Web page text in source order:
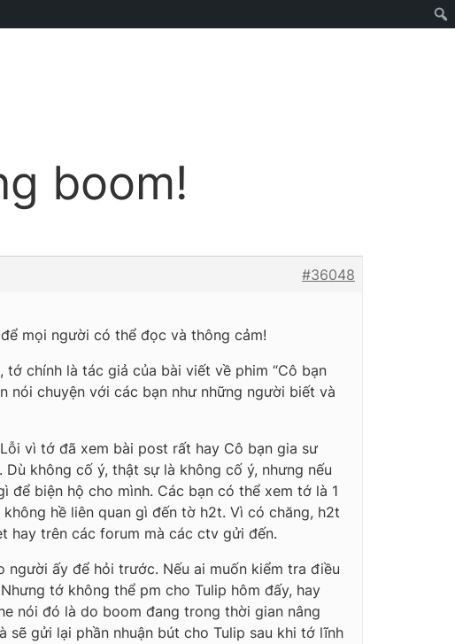
boom!
#36048
mọi người có thể đọc và thông cảm!
chính là tác giả của bài viết về phim “Cô bạn
nói chuyện với các bạn như những người biết và
vì tớ đã xem bài post rất hay Cô bạn gia sư
không cố ý, thật sự là không cố ý, nhưng nếu
để biện hộ cho mình. Các bạn có thể xem tớ là 1
hề liên quan gì đến tờ h2t. Vì có chăng, h2t
hay trên các forum mà các ctv gửi đến.
ấy để hỏi trước. Nếu ai muốn kiểm tra điều
tớ không thể pm cho Tulip hôm đấy, hay
nói đó là do boom đang trong thời gian nâng
sẽ gửi lại phần nhuận bút cho Tulip sau khi tớ lĩnh